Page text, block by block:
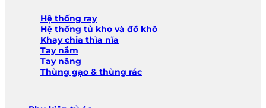
Hệ thống ray
Hệ thống tủ kho và đồ khô
Khay chia thìa nĩa
Tay nắm
Tay nâng
Thùng gạo & thùng rác